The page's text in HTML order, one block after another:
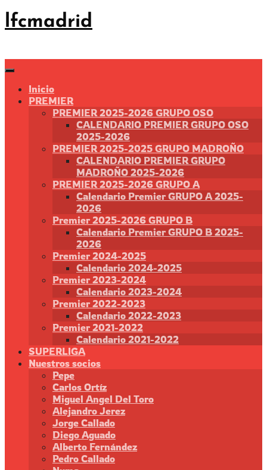
Saltar
al
lfcmadrid
Inicio
PREMIER
PREMIER 2025-2026 GRUPO OSO
CALENDARIO PREMIER GRUPO OSO
2025-2026
PREMIER 2025-2025 GRUPO MADROÑO
CALENDARIO PREMIER GRUPO
MADROÑO 2025-2026
PREMIER 2025-2026 GRUPO A
Calendario Premier GRUPO A 2025-
2026
Premier 2025-2026 GRUPO B
Calendario Premier GRUPO B 2025-
2026
Premier 2024-2025
Calendario 2024-2025
Premier 2023-2024
Calendario 2023-2024
Premier 2022-2023
Calendario 2022-2023
Premier 2021-2022
Calendario 2021-2022
SUPERLIGA
Nuestros socios
Pepe
Carlos Ortíz
Miguel Angel Del Toro
Alejandro Jerez
Jorge Callado
Diego Aguado
Alberto Fernández
Pedro Callado